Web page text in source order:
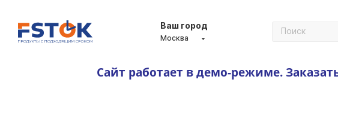
Ваш город
Москва
Сайт работает в демо-режиме.